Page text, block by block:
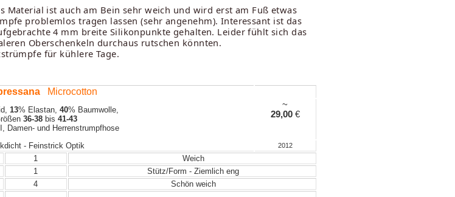
ist auch am Bein sehr weich und wird erst am Fuß etwas
problemlos tragen lassen (sehr angenehm). Interessant ist das
4 mm breite Silikonpunkte gehalten. Leider fühlt sich das
Oberschenkeln durchaus rutschen könnten.
für kühlere Tage.
Microcotton
13% Elastan, 40% Baumwolle,
36-38 bis41-43
Damen- und Herrenstrumpfhose
~
29,00€
- Feinstrick Optik 2012
1
Weich
1
Stütz/Form - Ziemlich eng
4
Schön weich